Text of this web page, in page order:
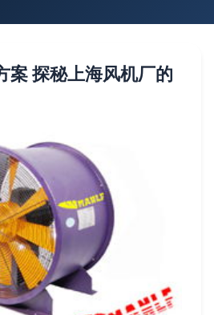
案 探秘上海风机厂的